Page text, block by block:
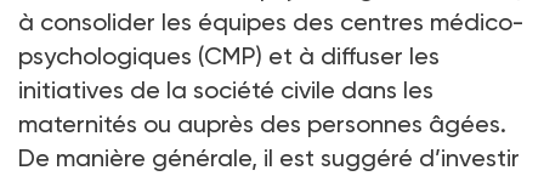
à consolider les équipes des centres médico-
psychologiques (CMP) et à diffuser les
initiatives de la société civile dans les
maternités ou auprès des personnes âgées.
De manière générale, il est suggéré d’investir